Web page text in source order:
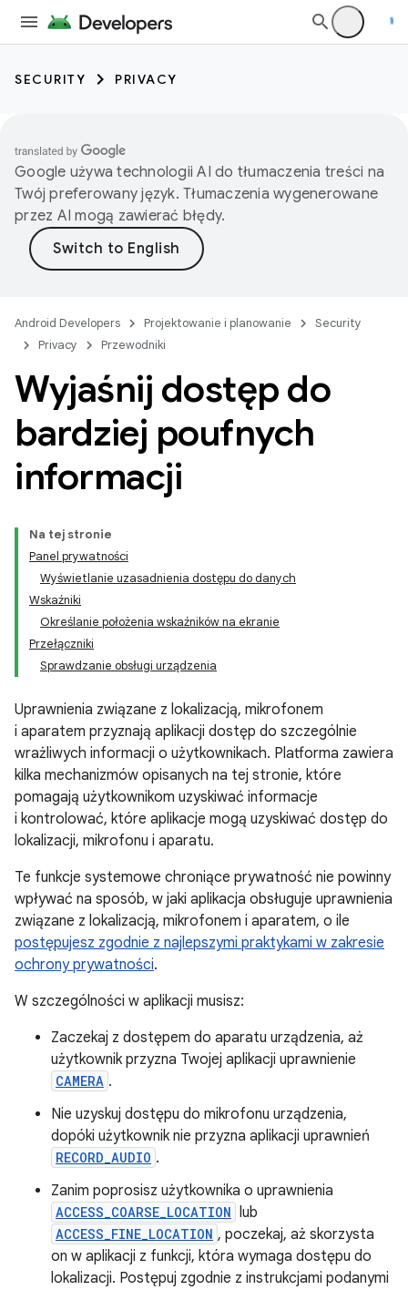
SECURITY PRIVACY
Google używa technologii AI do tłumaczenia treści na
Twój preferowany język. Tłumaczenia wygenerowane
przez AI mogą zawierać błędy.
Android Developers Projektowanie i planowanie
Security
Privacy
Przewodniki
Wyjaśnij dostęp do
bardziej poufnych
informacji
Na tej stronie
Panel prywatności
Wyświetlanie uzasadnienia dostępu do danych
Wskaźniki
Określanie położenia wskaźników na ekranie
Przełączniki
Sprawdzanie obsługi urządzenia
Uprawnienia związane z lokalizacją, mikrofonem
i aparatem przyznają aplikacji dostęp do szczególnie
wrażliwych informacji o użytkownikach. Platforma zawiera
kilka mechanizmów opisanych na tej stronie, które
pomagają użytkownikom uzyskiwać informacje
i kontrolować, które aplikacje mogą uzyskiwać dostęp do
lokalizacji, mikrofonu i aparatu.
Te funkcje systemowe chroniące prywatność nie powinny
wpływać na sposób, w jaki aplikacja obsługuje uprawnienia
związane z lokalizacją, mikrofonem i aparatem, o ile
postępujesz zgodnie z najlepszymi praktykami w zakresie
ochrony prywatności.
W szczególności w aplikacji musisz:
Zaczekaj z dostępem do aparatu urządzenia, aż
użytkownik przyzna Twojej aplikacji uprawnienie
CAMERA .
Nie uzyskuj dostępu do mikrofonu urządzenia,
dopóki użytkownik nie przyzna aplikacji uprawnień
RECORD_AUDIO .
Zanim poprosisz użytkownika o uprawnienia
ACCESS_COARSE_LOCATION lub
ACCESS_FINE_LOCATION , poczekaj, aż skorzysta
on w aplikacji z funkcji, która wymaga dostępu do
lokalizacji. Postępuj zgodnie z instrukcjami podanymi